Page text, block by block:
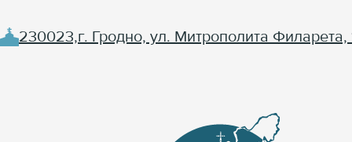
230023,г. Гродно, ул. Митрополита Филарета,